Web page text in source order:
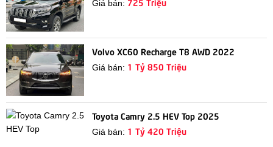
Giá bán:
Volvo XC60 Recharge T8 AWD 2022
Giá bán: 1 Tỷ 850 Triệu
Toyota Camry 2.5 HEV Top 2025
Giá bán: 1 Tỷ 420 Triệu